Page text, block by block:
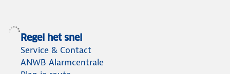
Regel het snel
Service & Contact
ANWB Alarmcentrale